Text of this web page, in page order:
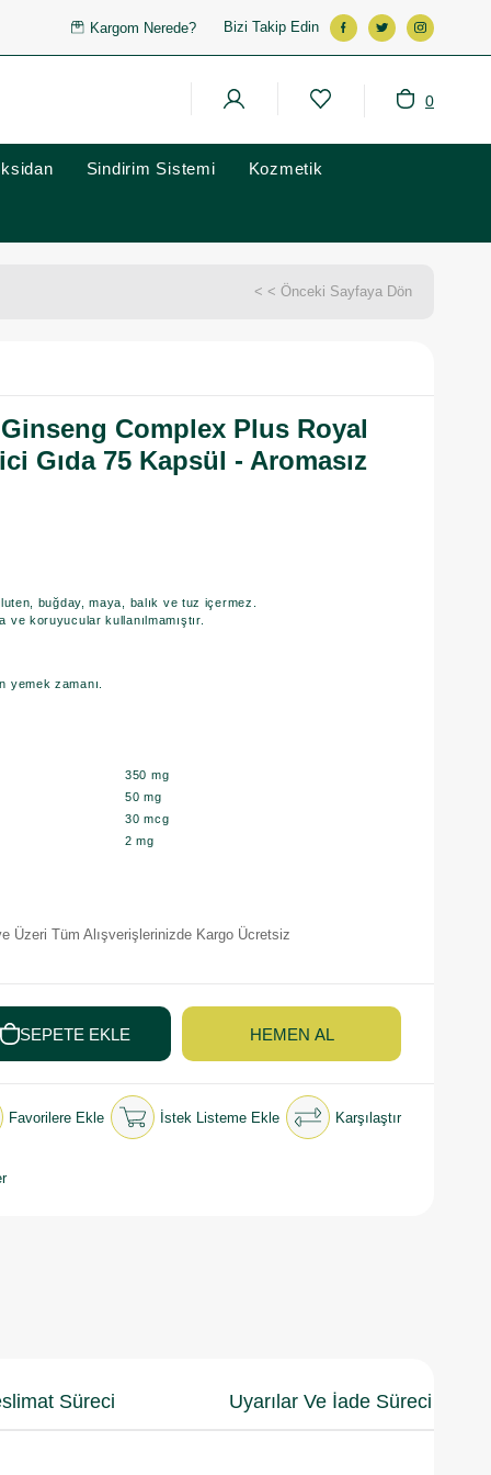
Kargom Nerede? Bizi Takip Edin
0
Sindirim Sistemi Kozmetik
< < Önceki Sayfaya Dön
Complex Plus Royal
Gıda 75 Kapsül - Aromasız
buğday, maya, balık ve tuz içermez.
koruyucular kullanılmamıştır.
yemek zamanı.
350 mg
50 mg
30 mcg
2 mg
Üzeri Tüm Alışverişlerinizde Kargo Ücretsiz
Favorilere Ekle İstek Listeme Ekle Karşılaştır
Süreci Uyarılar Ve İade Süreci